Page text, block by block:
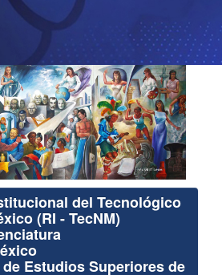
del Tecnológico
(RI - TecNM)
Estudios Superiores de